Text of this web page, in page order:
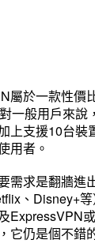
屬於一款性價
一般用戶來說
上支援10台裝
用者。
需求是翻牆進
、Disney+
ExpressVPN
它仍是個不錯